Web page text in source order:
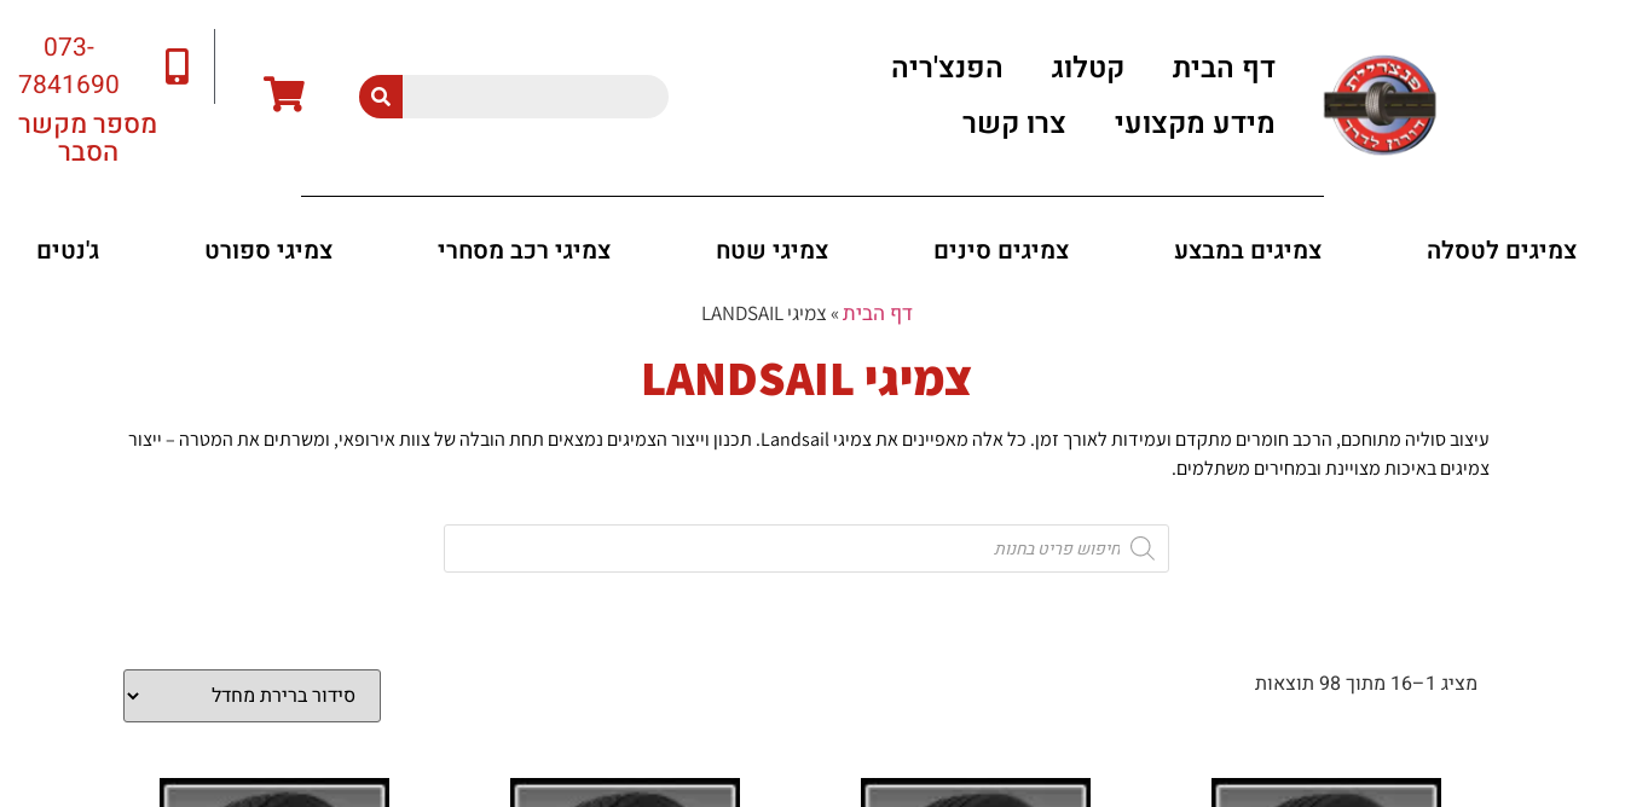
דף הבית קטלוג
הפנצ'ריה
מידע מקצועי
צרו קשר
073-
7841690
מספר מקשר
הסבר
צמיגים לטסלה צמיגים במבצע צמיגים סינים צמיגי שטח צמיגי רכב מסחרי צמיגי ספורט ג'נטים
דף הבית»צמיגי LANDSAIL
צמיגי LANDSAIL
עיצוב סוליה מתוחכם, הרכב חומרים מתקדם ועמידות לאורך זמן. כל אלה מאפיינים את צמיגי Landsail. תכנון וייצור הצמיגים נמצאים תחת הובלה של צוות אירופאי, ומשרתים את המטרה – ייצור
צמיגים באיכות מצויינת ובמחירים משתלמים.
מציג 1–16 מתוך 98 תוצאות